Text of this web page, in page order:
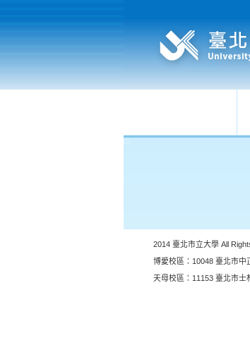
:::
2014 臺北市立大學 All
博愛校區：10048 臺北市中
天母校區：11153 臺北市士